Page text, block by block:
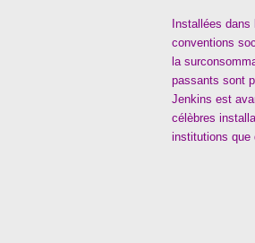
Installées
conventions
la
passants sont
Jenkins est
célèbres
institutions que